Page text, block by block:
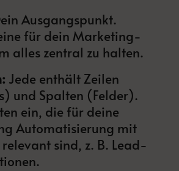
Ausgangspunkt.
für dein Marketing-
alles zentral zu halten.
Jede enthält Zeilen
und Spalten (Felder).
ein, die für deine
Automatisierung mit
sind, z. B. Lead-